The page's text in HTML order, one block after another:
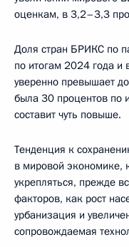
оценкам, в 3,2–3,3
Доля стран БРИКС по
по итогам 2024 года и
уверенно превышает
была 30 процентов по
составит чуть повыше.
Тенденция к
в мировой экономике,
укрепляться, прежде
факторов, как рост
урбанизация и
сопровождаемая